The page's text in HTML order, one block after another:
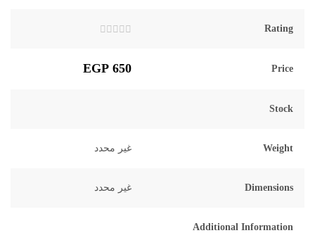
Rating
0
من
Price
650
EGP
Stock
Weight غير محدد
Dimensions غير محدد
Additional Information